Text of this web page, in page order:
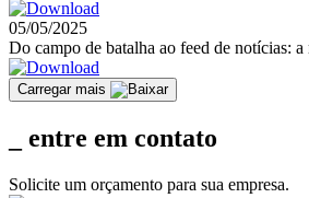
05/05/2025
Do campo de batalha ao feed de notícias:
Carregar mais
_ entre em contato
Solicite um orçamento para sua empresa.